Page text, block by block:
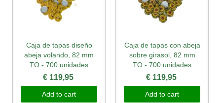
Caja de tapas diseño
abeja volando, 82 mm
TO - 700 unidades
€ 119,95
Add to cart
Caja de tapas con abeja
sobre girasol, 82 mm
TO - 700 unidades
€ 119,95
Add to cart